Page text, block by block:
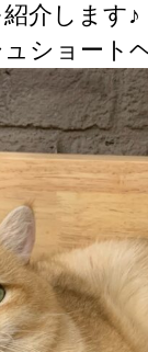
介します♪
ショート